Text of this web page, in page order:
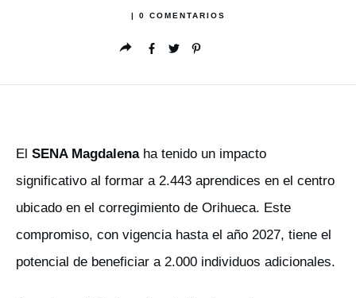
0 COMENTARIOS
El SENA Magdalenaha tenido un impacto
significativo al formar a 2.443 aprendices en el centro
ubicado en el corregimiento de Orihueca. Este
compromiso, con vigencia hasta el año 2027, tiene el
potencial de beneficiar a 2.000 individuos adicionales.